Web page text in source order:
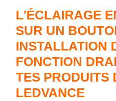
L'ÉCLAIRAGE
SUR UN
INSTALLATION
FONCTION
TES PRODUITS
LEDVANCE